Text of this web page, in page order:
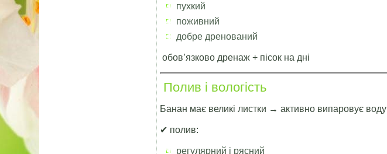
пухкий
поживний
добре дренований
обов’язково дренаж + пісок на дні
Полив і вологість
Банан має великі листки → активно випаровує воду
✔ полив:
регулярний і рясний